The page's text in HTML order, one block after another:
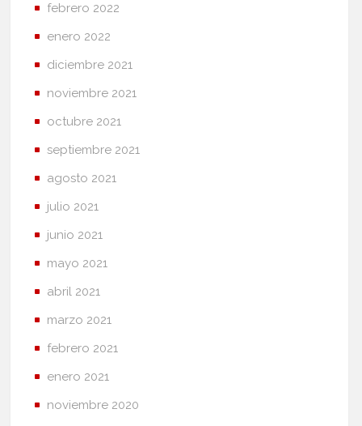
febrero 2022
enero 2022
diciembre 2021
noviembre 2021
octubre 2021
septiembre 2021
agosto 2021
julio 2021
junio 2021
mayo 2021
abril 2021
marzo 2021
febrero 2021
enero 2021
noviembre 2020